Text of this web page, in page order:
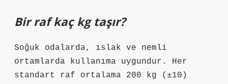
Bir raf kaç kg taşır?
Soğuk odalarda, ıslak ve nemli
ortamlarda kullanıma uygundur. Her
standart raf ortalama 200 kg (±10)